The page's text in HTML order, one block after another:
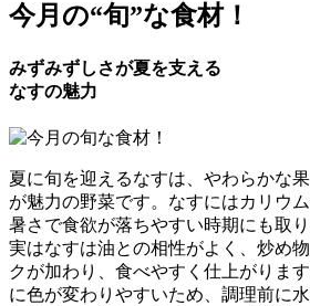
今月の“旬”な食材！
みずみずしさが夏を支える
なすの魅力
夏に旬を迎えるなすは、やわらかな
が魅力の野菜です。なすにはカリウ
暑さで食欲が落ちやすい時期にも取
実はなすは油との相性がよく、炒め
クが加わり、食べやすく仕上がりま
に色が変わりやすいため、調理前に